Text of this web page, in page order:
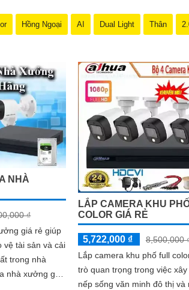
Hồng Ngoại AI Dual Light Thân
NHÀ
₫
giá rẻ giúp
vệ tài sản và cải
trong nhà
LẮP CAMERA KHU
COLOR GIÁ RẺ
5,722,000 ₫
8,500,000
Lắp camera khu phố full
trò quan trọng trong việc
nếp sống văn minh đô thị và